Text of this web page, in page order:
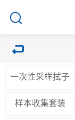
一次性采样拭子
样本收集套装